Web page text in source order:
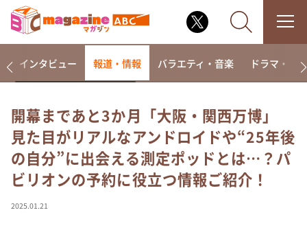
なるみ・岡村の過ぎるTV
相席食堂
これ余談なんですけど・・・
～人生密着トークバラエティ！～ やすとものいたっ
て真剣です
インタビュー 報道・情報 バラエティ・音楽 ドラマ・映画
開幕まであと3か月「大阪・関西万博」
見た目がリアルなアンドロイドや“25年後
の自分”に出会える測定ポッドとは…？パ
ビリオンの予約に役立つ情報ご紹介！
2025.01.21